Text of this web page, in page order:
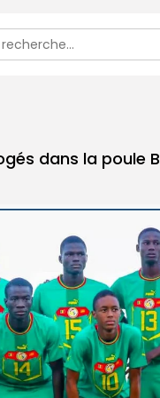
dans la poule B